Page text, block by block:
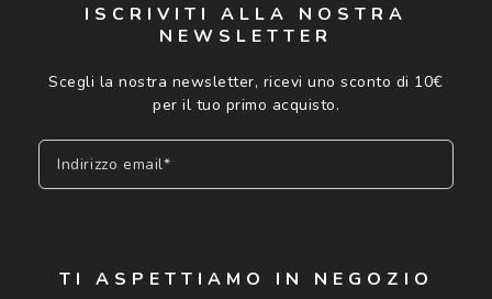
ISCRIVITI ALLA NOSTRA
NEWSLETTER
Scegli la nostra newsletter, ricevi uno sconto di 10€
per il tuo primo acquisto.
Indirizzo email*
TI ASPETTIAMO IN NEGOZIO